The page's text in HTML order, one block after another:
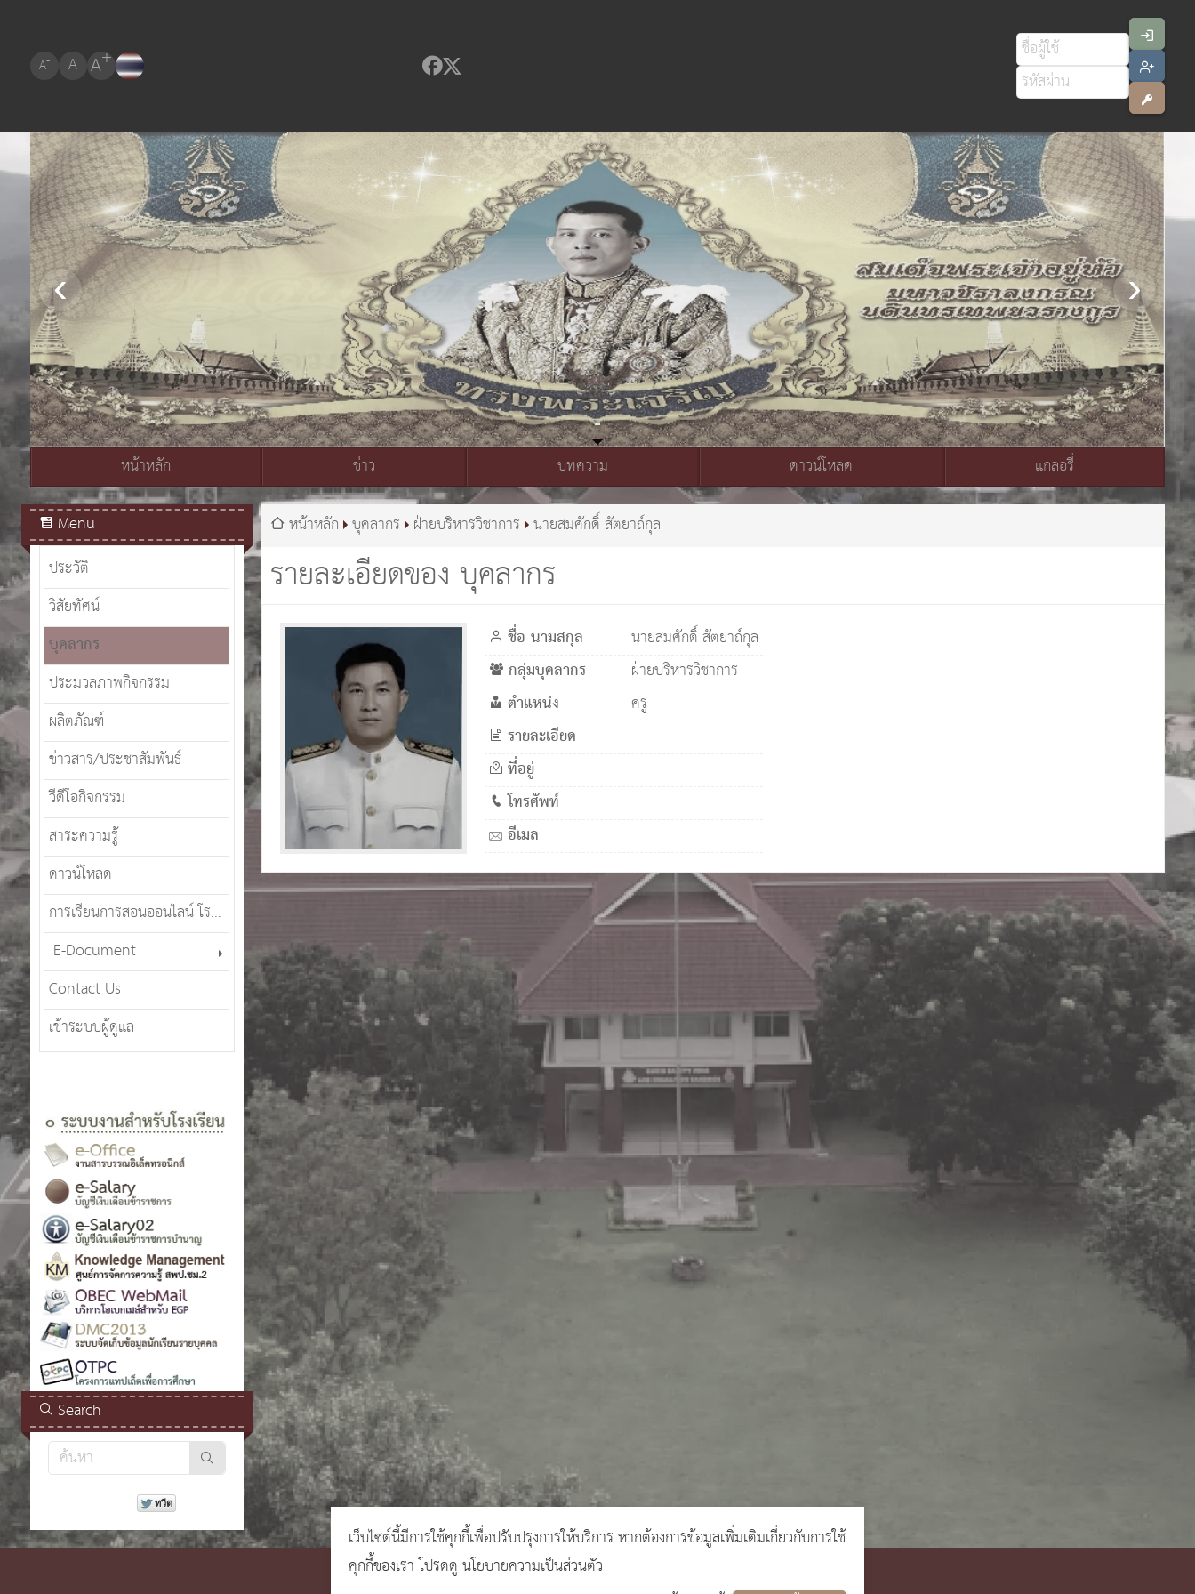
A- A A+
สมเด็จพระเจ้าอยู่หัวมหาวชิราลงกรณ บดินทรเทพยวรางกูร
หน้าหลัก ข่าว บทความ ดาวน์โหลด แกลอรี่
Menu
ประวัติ
วิสัยทัศน์
บุคลากร
ประมวลภาพกิจกรรม
ผลิตภัณฑ์
ข่าวสาร/ประชาสัมพันธ์
วีดีโอกิจกรรม
สาระความรู้
ดาวน์โหลด
การเรียนการสอนออนไลน์ โรงเรียนศรีสังวาลย์เชียงใหม่ (SWCMOT)
E-Document
Contact Us
เข้าระบบผู้ดูแล
Search
รายละเอียดของ บุคลากร
หน้าหลัก บุคลากร ฝ่ายบริหารวิชาการ นายสมศักดิ์ สัตยาถ์กุล
ชื่อ นามสกุล นายสมศักดิ์ สัตยาถ์กุล
กลุ่มบุคลากร ฝ่ายบริหารวิชาการ
ตำแหน่ง ครู
รายละเอียด
ที่อยู่
โทรศัพท์
อีเมล
เว็บไซต์นี้มีการใช้คุกกี้เพื่อปรับปรุงการให้บริการ หากต้องการข้อมูลเพิ่มเติมเกี่ยวกับการใช้
คุกกี้ของเรา โปรดดู นโยบายความเป็นส่วนตัว